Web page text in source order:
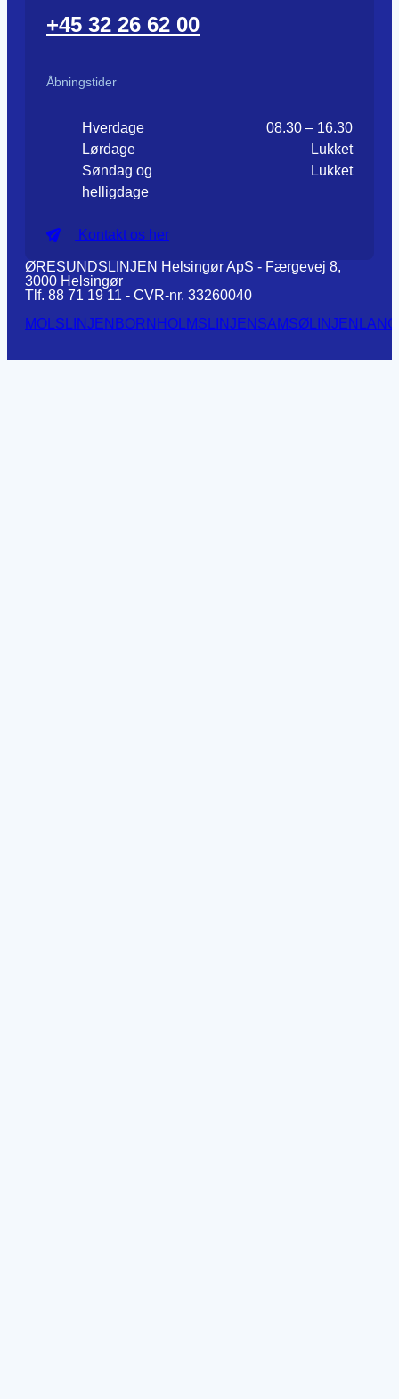
+45 32 26 62 00
Åbningstider
Hverdage
08.30 – 16.30
Lørdage
Lukket
Søndag og
helligdage
Lukket
Kontakt os her
ØRESUNDSLINJEN Helsingør ApS - Færgevej 8,
3000 Helsingør
Tlf. 88 71 19 11 - CVR-nr. 33260040
MOLSLINJEN BORNHOLMSLINJEN SAMSØLINJEN